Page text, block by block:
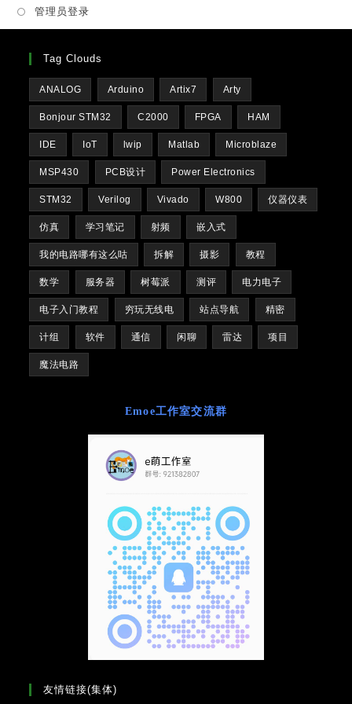
管理员登录
Tag Clouds
ANALOG Arduino Artix7 Arty
Bonjour STM32 C2000 FPGA HAM
IDE IoT lwip Matlab Microblaze
MSP430 PCB设计 Power Electronics
STM32 Verilog Vivado W800 仪器仪表
仿真 学习笔记 射频 嵌入式
我的电路哪有这么咕 拆解 摄影 教程
数学 服务器 树莓派 测评 电力电子
电子入门教程 穷玩无线电 站点导航 精密
计组 软件 通信 闲聊 雷达 项目
魔法电路
Emoe工作室交流群
友情链接(集体)